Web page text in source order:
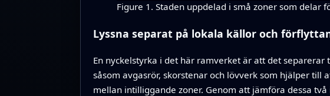
Figure 1. Staden uppdelad i små zoner som
Lyssna separat på lokala källor och
En nyckelstyrka i det här ramverket är att det
såsom avgasrör, skorstenar och lövverk som hjälper
mellan intilliggande zoner. Genom att jämföra dessa